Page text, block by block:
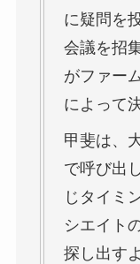
に疑問を
会議を招
がファー
によって
甲斐は、
で呼び出
じタイミ
シエイト
探し出す